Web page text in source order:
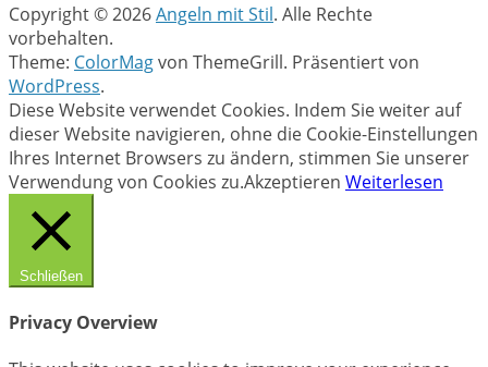
Copyright © 2026Angeln mit Stil. Alle Rechte
vorbehalten.
Theme: ColorMagvon ThemeGrill. Präsentiert von
WordPress.
Diese Website verwendet Cookies. Indem Sie weiter auf
dieser Website navigieren, ohne die Cookie-Einstellungen
Ihres Internet Browsers zu ändern, stimmen Sie unserer
Verwendung von Cookies zu.Akzeptieren Weiterlesen
Schließen
Privacy Overview